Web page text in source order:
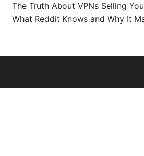
The Truth About VPNs Selling
What Reddit Knows and Why It